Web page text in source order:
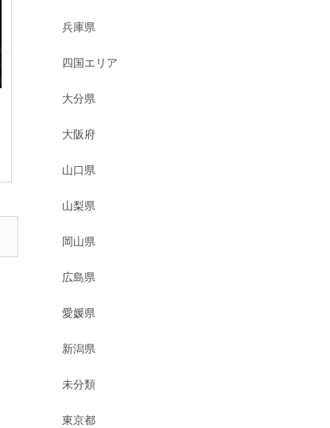
兵庫県
四国エリア
大分県
大阪府
山口県
山梨県
岡山県
広島県
愛媛県
新潟県
未分類
東京都